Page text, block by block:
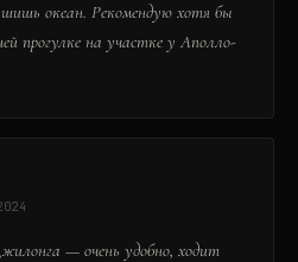
океан. Рекомендую хотя бы
прогулке на участке у Аполло-
— очень удобно, ходит